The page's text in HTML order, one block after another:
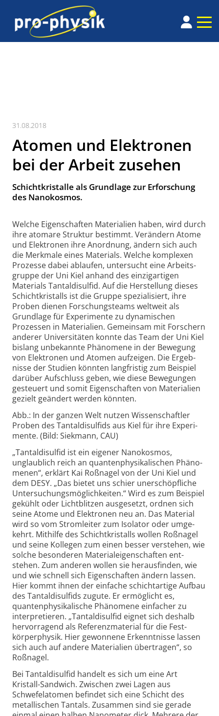
31.08.2018
Atomen und Elektronen
bei der Arbeit zusehen
Schichtkristalle als Grundlage zur Erforschung
des Nano­kosmos.
Welche Eigenschaften Materialien haben, wird durch
ihre atomare Struktur bestimmt. Ver­ändern Atome
und Elek­tronen ihre Anord­nung, ändern sich auch
die Merk­male eines Materials. Welche komplexen
Prozesse dabei ablaufen, unter­sucht eine Arbeits­
gruppe der Uni Kiel anhand des einzig­artigen
Materials Tantal­disulfid. Auf die Herstel­lung dieses
Schicht­kristalls ist die Gruppe spezia­li­siert, ihre
Proben dienen Forschungs­teams welt­weit als
Grund­lage für Experi­mente zu dyna­mischen
Prozessen in Materi­alien. Gemein­sam mit Forschern
anderer Univer­si­täten konnte das Team der Uni Kiel
bis­lang unbe­kannte Phäno­mene in der Bewe­gung
von Elek­tronen und Atomen auf­zeigen. Die Ergeb­
nisse der Studien könnten lang­fristig zum Beispiel
darüber Auf­schluss geben, wie diese Bewe­gungen
gesteuert und somit Eigen­schaften von Materi­alien
gezielt geändert werden könnten.
Abb.: In der ganzen Welt nutzen Wissenschaftler
Proben des Tantal­disulfids aus Kiel für ihre Experi­
mente. (Bild: Siek­mann, CAU)
„Tantaldisulfid ist ein eigener Nanokosmos,
unglaublich reich an quanten­physi­ka­lischen Phäno­
menen“, erklärt Kai Roß­nagel von der Uni Kiel und
dem DESY. „Das bietet uns schier uner­schöpf­liche
Unter­suchungs­möglich­keiten.“ Wird es zum Beispiel
gekühlt oder Licht­blitzen aus­ge­setzt, ordnen sich
seine Atome und Elek­tronen neu an. Das Material
wird so vom Strom­leiter zum Iso­lator oder umge­
kehrt. Mithilfe des Schicht­kristalls wollen Roß­nagel
und seine Kollegen zum einen besser ver­stehen, wie
solche beson­deren Material­eigen­schaften ent­
stehen. Zum anderen wollen sie heraus­finden, wie
und wie schnell sich Eigen­schaften ändern lassen.
Hier kommt ihnen der ein­fache schicht­artige Auf­bau
des Tantal­disulfids zugute. Er ermög­licht es,
quanten­physi­ka­lische Phäno­mene ein­facher zu
inter­pretieren. „Tantal­disulfid eignet sich des­halb
hervor­ragend als Referenz­material für die Fest­
körper­physik. Hier gewon­nene Erkennt­nisse lassen
sich auch auf andere Materi­alien über­tragen“, so
Roßnagel.
Bei Tantaldisulfid handelt es sich um eine Art
Kristall-Sandwich. Zwischen zwei Lagen aus
Schwefel­atomen befindet sich eine Schicht des
metal­lischen Tantals. Zusammen sind sie gerade